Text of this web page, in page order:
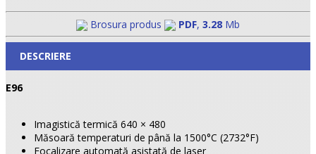
Brosura produs PDF, 3.28 Mb
DESCRIERE
E96
Imagistică termică 640 × 480
Măsoară temperaturi de până la 1500°C (2732°F)
Focalizare automată asistată de laser